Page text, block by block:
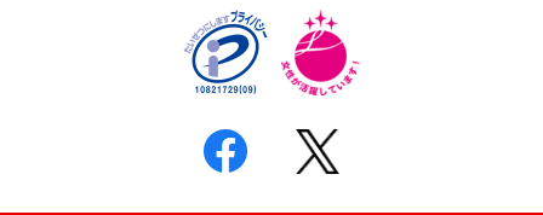
反社会的勢力に対する基本方針